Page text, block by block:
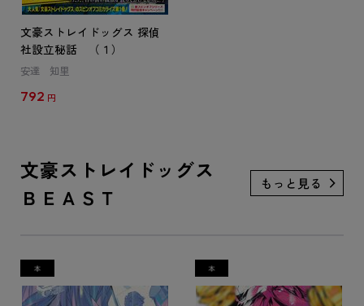
文豪ストレイドッグス 探偵
社設立秘話 （１）
安達 知里
792 円
文豪ストレイドッグス
ＢＥＡＳＴ